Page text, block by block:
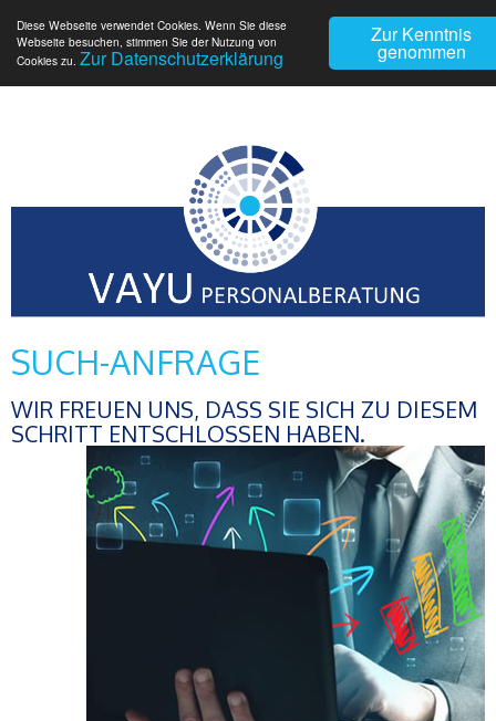
Zur Kenntnis
genommen
Diese Webseite verwendet Cookies. Wenn Sie diese
Webseite besuchen, stimmen Sie der Nutzung von
Cookies zu. Zur Datenschutzerklärung
SUCH-ANFRAGE
WIR FREUEN UNS, DASS SIE SICH ZU DIESEM
SCHRITT ENTSCHLOSSEN HABEN.